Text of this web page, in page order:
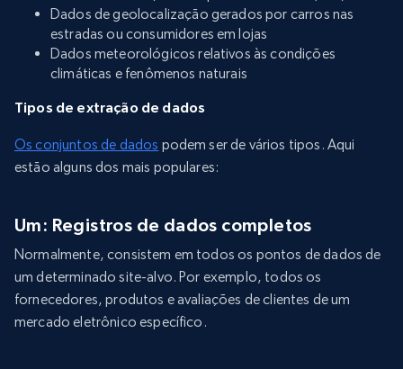
Dados de geolocalização gerados por carros nas
estradas ou consumidores em lojas
Dados meteorológicos relativos às condições
climáticas e fenômenos naturais
Tipos de extração de dados
Os conjuntos de dados podem ser de vários tipos. Aqui
estão alguns dos mais populares:
Um: Registros de dados completos
Normalmente, consistem em todos os pontos de dados de
um determinado site-alvo. Por exemplo, todos os
fornecedores, produtos e avaliações de clientes de um
mercado eletrônico específico.